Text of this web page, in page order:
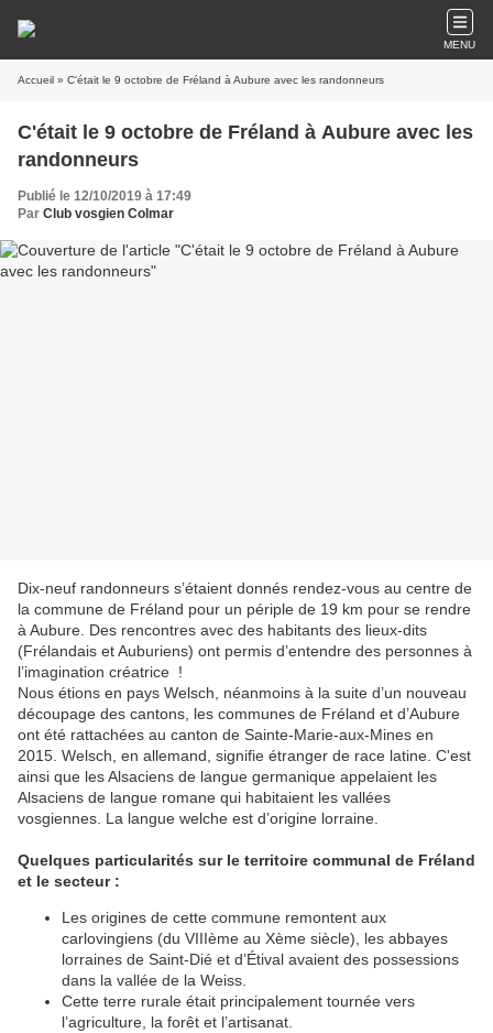
MENU
Accueil » C'était le 9 octobre de Fréland à Aubure avec les randonneurs
C'était le 9 octobre de Fréland à Aubure avec les
randonneurs
Publié le 12/10/2019 à 17:49
Par Club vosgien Colmar
Dix-neuf randonneurs s’étaient donnés rendez-vous au centre de
la commune de Fréland pour un périple de 19 km pour se rendre
à Aubure. Des rencontres avec des habitants des lieux-dits
(Frélandais et Auburiens) ont permis d’entendre des personnes à
l’imagination créatrice !
Nous étions en pays Welsch, néanmoins à la suite d’un nouveau
découpage des cantons, les communes de Fréland et d’Aubure
ont été rattachées au canton de Sainte-Marie-aux-Mines en
2015. Welsch, en allemand, signifie étranger de race latine. C'est
ainsi que les Alsaciens de langue germanique appelaient les
Alsaciens de langue romane qui habitaient les vallées
vosgiennes. La langue welche est d’origine lorraine.
Quelques particularités sur le territoire communal de Fréland
et le secteur :
Les origines de cette commune remontent aux
carlovingiens (du VIIIème au Xème siècle), les abbayes
lorraines de Saint-Dié et d’Étival avaient des possessions
dans la vallée de la Weiss.
Cette terre rurale était principalement tournée vers
l’agriculture, la forêt et l’artisanat.